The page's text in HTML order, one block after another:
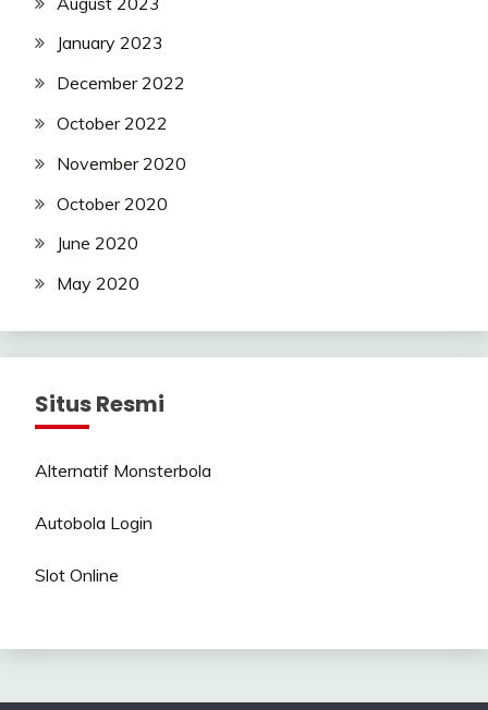
January 2023
December 2022
October 2022
November 2020
October 2020
June 2020
May 2020
Situs Resmi
Alternatif Monsterbola
Autobola Login
Slot Online